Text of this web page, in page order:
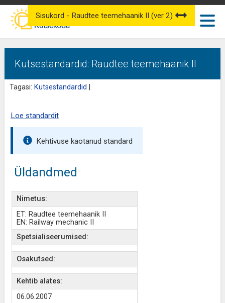
Kutsestandardid: Raudtee teemehaanik II
Tagasi: Kutsestandardid
Sisukord - Raudtee teemehaanik II (ver 2)
Loe standardit
Kehtivuse kaotanud standard
Üldandmed
Nimetus:
ET: Raudtee teemehaanik II
EN: Railway mechanic II
Spetsialiseerumised:
Osakutsed:
Kehtib alates:
06.06.2007